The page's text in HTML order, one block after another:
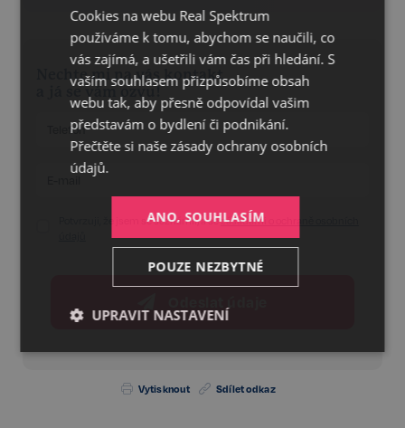
Nechte mi na vás kontakt
Potvrzuji, že jsem se seznámil/a sezásadami o ochraně osobních
Vytisknout Sdílet odkaz
Cookies na webu Real Spektrum
používáme k tomu, abychom se naučili, co
vás zajímá, a ušetřili vám čas při hledání. S
vaším souhlasem přizpůsobíme obsah
webu tak, aby přesně odpovídal vašim
představám o bydlení či podnikání.
Přečtěte si naše zásady ochrany osobních
údajů.
ANO, SOUHLASÍM
POUZE NEZBYTNÉ
UPRAVIT NASTAVENÍ
Nezbytné Výkonnostní Cílení